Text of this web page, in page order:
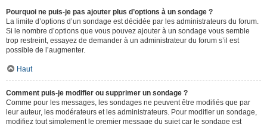
Pourquoi ne puis-je pas ajouter plus d’options à un sondage ?
La limite d’options d’un sondage est décidée par les administrateurs du forum.
Si le nombre d’options que vous pouvez ajouter à un sondage vous semble
trop restreint, essayez de demander à un administrateur du forum s’il est
possible de l’augmenter.
Haut
Comment puis-je modifier ou supprimer un sondage ?
Comme pour les messages, les sondages ne peuvent être modifiés que par
leur auteur, les modérateurs et les administrateurs. Pour modifier un sondage,
modifiez tout simplement le premier message du sujet car le sondage est